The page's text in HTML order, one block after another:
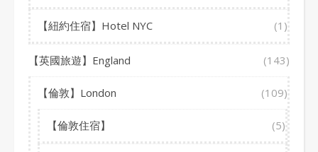
【紐約住宿】Hotel NYC (1)
【英國旅遊】England (143)
【倫敦】London (109)
【倫敦住宿】 (5)